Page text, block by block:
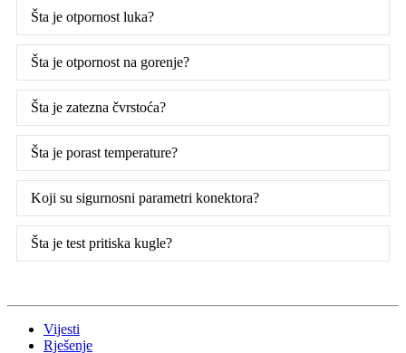
Šta je otpornost luka?
Šta je otpornost na gorenje?
Šta je zatezna čvrstoća?
Šta je porast temperature?
Koji su sigurnosni parametri konektora?
Šta je test pritiska kugle?
Vijesti
Rješenje